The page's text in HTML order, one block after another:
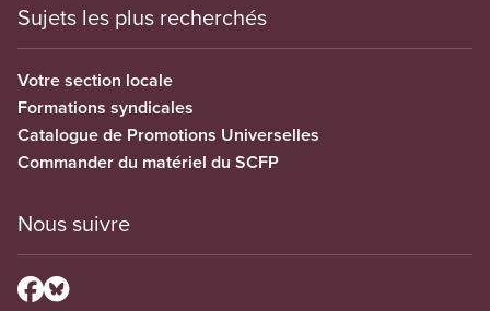
Sujets les plus recherchés
Votre section locale
Formations syndicales
Catalogue de Promotions Universelles
Commander du matériel du SCFP
Nous suivre